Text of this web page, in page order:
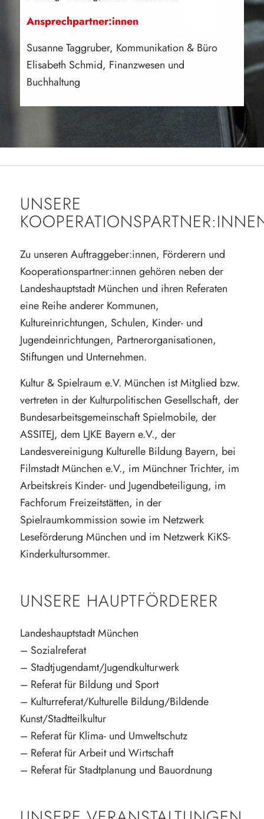
Ansprechpartner:innen
Susanne Taggruber, Kommunikation & Büro
Elisabeth Schmid, Finanzwesen und
Buchhaltung
UNSERE
Zu unseren Auftraggeber:innen, Förderern und
Kooperationspartner:innen gehören neben der
Landeshauptstadt München und ihren Referaten
eine Reihe anderer Kommunen,
Kultureinrichtungen, Schulen, Kinder- und
Jugendeinrichtungen, Partnerorganisationen,
Stiftungen und Unternehmen.
Kultur & Spielraum e.V. München ist Mitglied bzw.
vertreten in der Kulturpolitischen Gesellschaft, der
Bundesarbeitsgemeinschaft Spielmobile, der
ASSITEJ, dem LJKE Bayern e.V., der
Landesvereinigung Kulturelle Bildung Bayern, bei
Filmstadt München e.V., im Münchner Trichter, im
Arbeitskreis Kinder- und Jugendbeteiligung, im
Fachforum Freizeitstätten, in der
Spielraumkommission sowie im Netzwerk
Leseförderung München und im Netzwerk KiKS-
Kinderkultursommer.
UNSERE HAUPTFÖRDERER
Landeshauptstadt München
– Sozialreferat
– Stadtjugendamt/Jugendkulturwerk
– Referat für Bildung und Sport
– Kulturreferat/Kulturelle Bildung/Bildende
Kunst/Stadtteilkultur
– Referat für Klima- und Umweltschutz
– Referat für Arbeit und Wirtschaft
– Referat für Stadtplanung und Bauordnung